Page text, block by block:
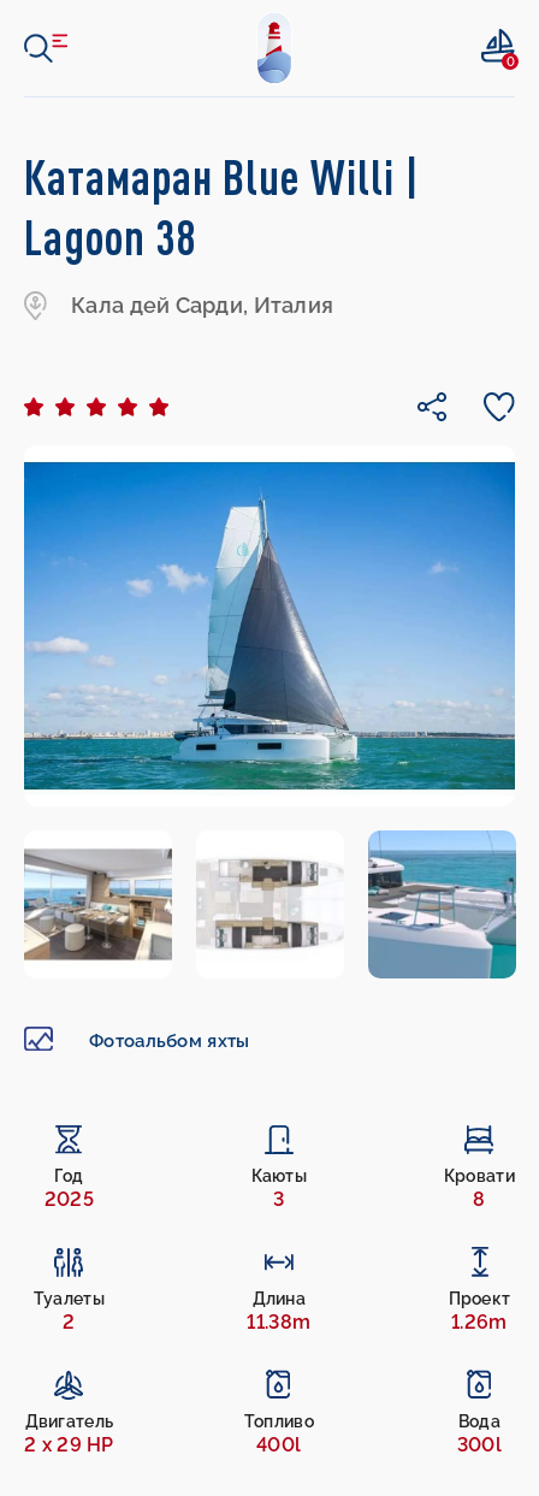
0
Катамаран Blue Willi |
Lagoon 38
Кала дей Сарди, Италия
Фотоальбом яхты
Год
2025
Каюты
3
Кровати
8
Туалеты
2
Длина
11.38m
Проект
1.26m
Двигатель
2 x 29 HP
Топливо
400l
Вода
300l